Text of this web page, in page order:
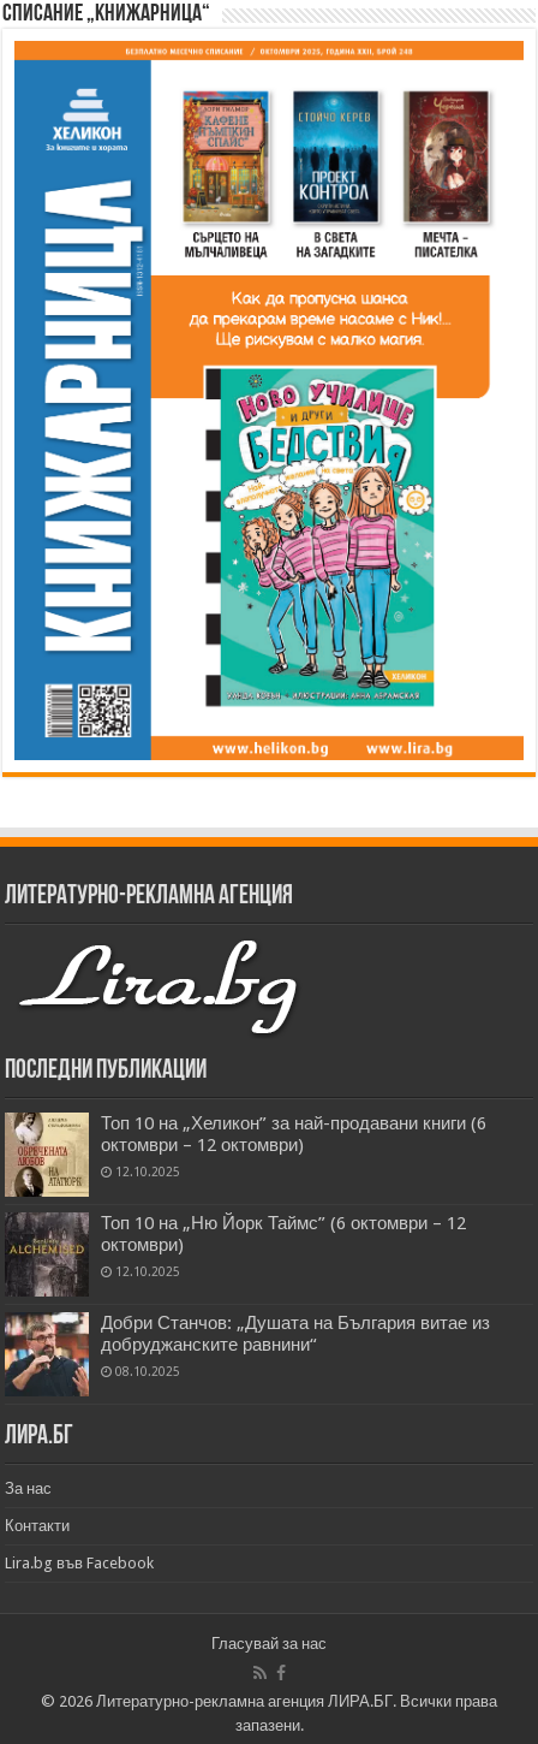
Списание „Книжарница“
Литературно-рекламна агенция
Последни публикации
Топ 10 на „Хеликон” за най-продавани книги (6
октомври – 12 октомври)
12.10.2025
Топ 10 на „Ню Йорк Таймс” (6 октомври – 12
октомври)
12.10.2025
Добри Станчов: „Душата на България витае из
добруджанските равнини“
08.10.2025
Лира.бг
За нас
Контакти
Lira.bg във Facebook
Гласувай за нас
© 2026 Литературно-рекламна агенция ЛИРА.БГ. Всички права
запазени.